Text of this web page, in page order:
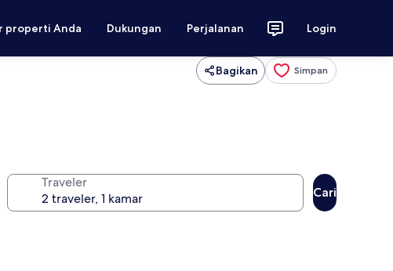
properti Anda Dukungan Perjalanan Login
Bagikan Simpan
Traveler
Cari